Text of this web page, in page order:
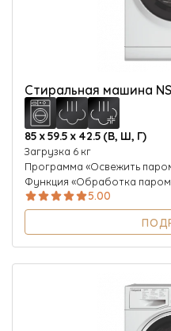
Стиральная машина
85 х 59.5 х 42.5 (В, Ш, Г)
Загрузка 6 кг
Программа «Освежить
Функция «Обработка
5.00